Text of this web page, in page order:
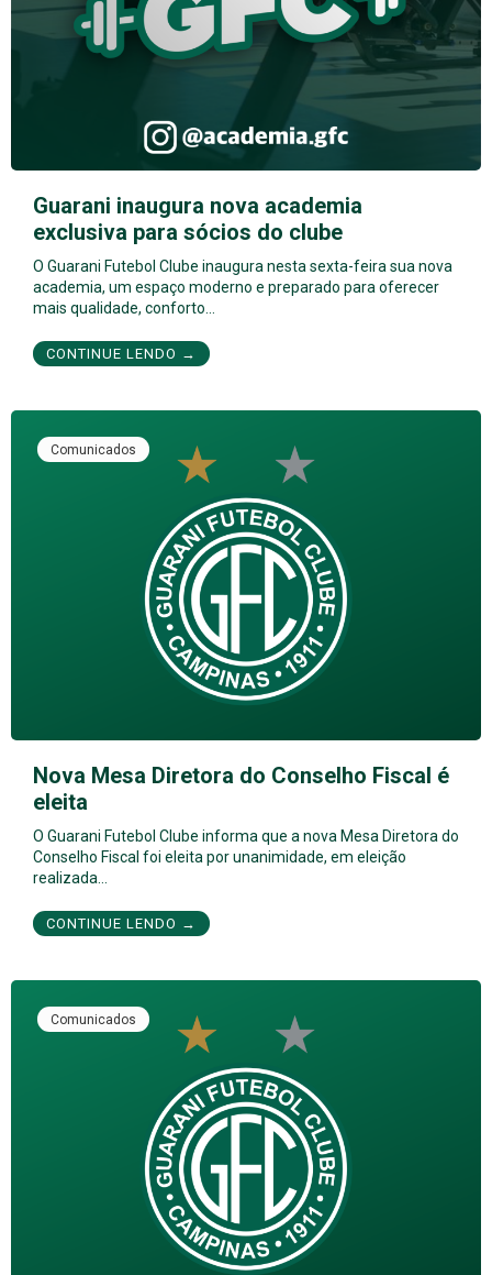
Guarani inaugura nova academia
exclusiva para sócios do clube
O Guarani Futebol Clube inaugura nesta sexta-feira sua nova
academia, um espaço moderno e preparado para oferecer
mais qualidade, conforto…
CONTINUE LENDO →
Comunicados
Nova Mesa Diretora do Conselho Fiscal é
eleita
O Guarani Futebol Clube informa que a nova Mesa Diretora do
Conselho Fiscal foi eleita por unanimidade, em eleição
realizada…
CONTINUE LENDO →
Comunicados